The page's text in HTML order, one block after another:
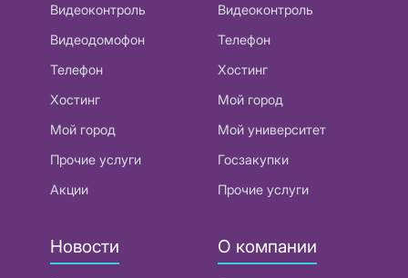
Видеоконтроль
Видеодомофон
Телефон
Хостинг
Мой город
Прочие услуги
Акции
Видеоконтроль
Телефон
Хостинг
Мой город
Мой университет
Госзакупки
Прочие услуги
Новости О компании